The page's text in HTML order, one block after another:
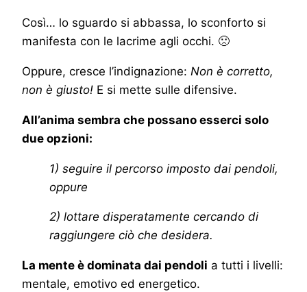
Così… lo sguardo si abbassa, lo sconforto si
manifesta con le lacrime agli occhi. 🙁
Oppure, cresce l’indignazione: Non è corretto,
non è giusto! E si mette sulle difensive.
All’anima sembra che possano esserci solo
due opzioni:
1) seguire il percorso imposto dai pendoli,
oppure
2) lottare disperatamente cercando di
raggiungere ciò che desidera.
La mente è dominata dai pendoli a tutti i livelli:
mentale, emotivo ed energetico.